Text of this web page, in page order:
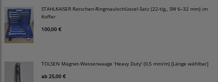
STAHLKAISER Ratschen-Ringmaulschlüssel-Satz (22-tlg., SW 6–32 mm) im
Koffer
100,00 €
TOLSEN Magnet-Wasserwaage 'Heavy Duty' (0,5 mm/m) [Länge wählbar]
ab 25,00 €